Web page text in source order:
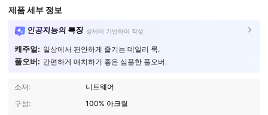
제품 세부 정보
인공지능의 특징 상세에 기반하여 작성
캐주얼: 일상에서 편안하게 즐기는 데일리 룩.
풀오버: 간편하게 매치하기 좋은 심플한 풀오버.
소재:
니트웨어
구성:
100% 아크릴